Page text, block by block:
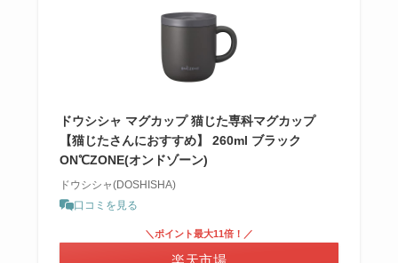
ドウシシャ マグカップ 猫じた専科マグカップ
【猫じたさんにおすすめ】 260ml ブラック
ON℃ZONE(オンドゾーン)
ドウシシャ(DOSHISHA)
口コミを見る
＼ポイント最大11倍！／
楽天市場